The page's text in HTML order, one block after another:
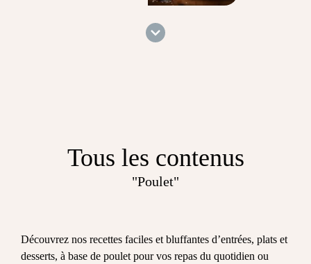
Tous les contenus
"Poulet"
Découvrez nos recettes faciles et bluffantes d’entrées, plats et
desserts, à base de poulet pour vos repas du quotidien ou